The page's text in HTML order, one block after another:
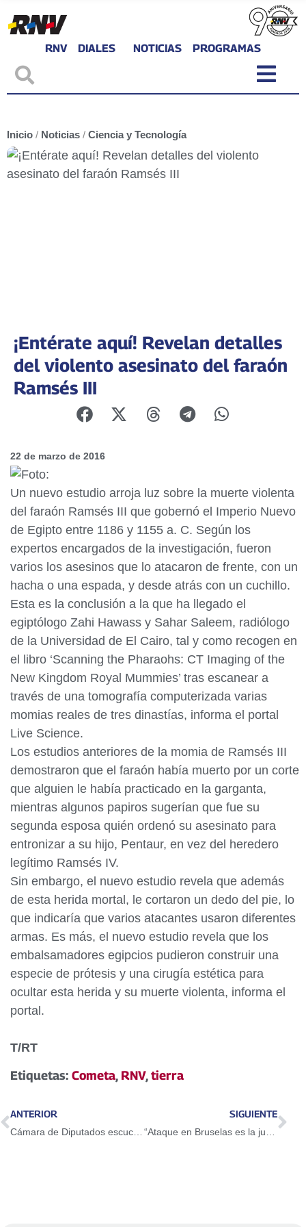
RNV DIALES NOTICIAS PROGRAMAS
Inicio / Noticias / Ciencia y Tecnología
¡Entérate aquí! Revelan detalles
del violento asesinato del faraón
Ramsés III
22 de marzo de 2016
Un nuevo estudio arroja luz sobre la muerte violenta
del faraón Ramsés III que gobernó el Imperio Nuevo
de Egipto entre 1186 y 1155 a. C. Según los
expertos encargados de la investigación, fueron
varios los asesinos que lo atacaron de frente, con un
hacha o una espada, y desde atrás con un cuchillo.
Esta es la conclusión a la que ha llegado el
egiptólogo Zahi Hawass y Sahar Saleem, radiólogo
de la Universidad de El Cairo, tal y como recogen en
el libro ‘Scanning the Pharaohs: CT Imaging of the
New Kingdom Royal Mummies’ tras escanear a
través de una tomografía computerizada varias
momias reales de tres dinastías, informa el portal
Live Science.
Los estudios anteriores de la momia de Ramsés III
demostraron que el faraón había muerto por un corte
que alguien le había practicado en la garganta,
mientras algunos papiros sugerían que fue su
segunda esposa quién ordenó su asesinato para
entronizar a su hijo, Pentaur, en vez del heredero
legítimo Ramsés IV.
Sin embargo, el nuevo estudio revela que además
de esta herida mortal, le cortaron un dedo del pie, lo
que indicaría que varios atacantes usaron diferentes
armas. Es más, el nuevo estudio revela que los
embalsamadores egipcios pudieron construir una
especie de prótesis y una cirugía estética para
ocultar esta herida y su muerte violenta, informa el
portal.
T/RT
Etiquetas: Cometa, RNV,tierra
ANTERIOR
Cámara de Diputados escuchó a víctimas de la guarimba en Chile
SIGUIENTE
“Ataque en Bruselas es la justificación para continuar orden mundial establecido”